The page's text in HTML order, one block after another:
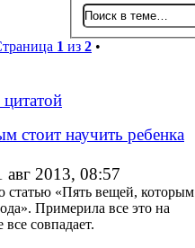
1 из 2 •
стоит научить ребенка
2013, 08:57
статью «Пять вещей, которым
Примерила все это на
совпадает.